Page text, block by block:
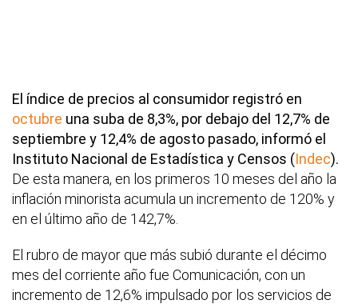
El índice de precios al consumidor registró en
octubre una suba de 8,3%, por debajo del 12,7% de
septiembre y 12,4% de agosto pasado, informó el
Instituto Nacional de Estadística y Censos (Indec).
De esta manera, en los primeros 10 meses del año la
inflación minorista acumula un incremento de 120% y
en el último año de 142,7%.
El rubro de mayor que más subió durante el décimo
mes del corriente año fue Comunicación, con un
incremento de 12,6% impulsado por los servicios de